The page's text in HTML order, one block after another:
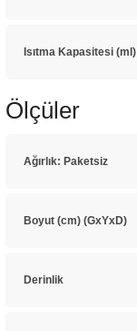
Isıtma Kapasitesi (ml)
Ölçüler
Ağırlık: Paketsiz
Boyut (cm) (GxYxD)
Derinlik